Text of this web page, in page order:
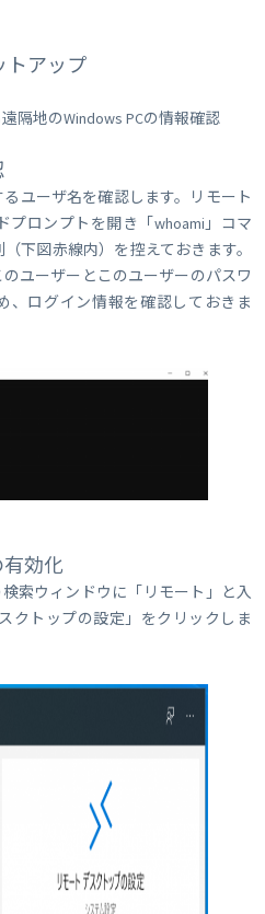
トアップ
隔地のWindows PCの情報確認
ユーザ名を確認します。リモート
プロンプトを開き「whoami」コマ
下図赤線内）を控えておきます。
ユーザーとこのユーザーのパスワ
、ログイン情報を確認しておきま
効化
索ウィンドウに「リモート」と入
クトップの設定」をクリックしま